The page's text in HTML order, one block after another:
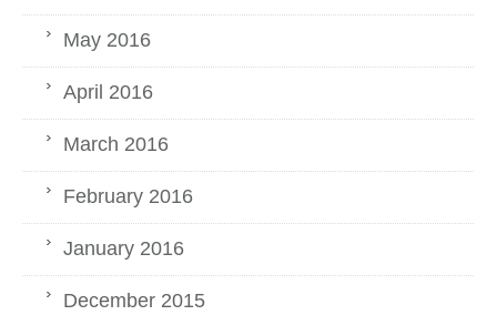
May 2016
April 2016
March 2016
February 2016
January 2016
December 2015